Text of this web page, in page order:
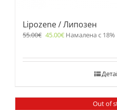
Lipozene / Липозен
55.00€ 45.00€ Намалена с 18%
Out of